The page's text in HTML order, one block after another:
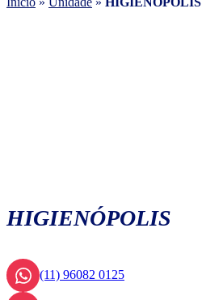
HIGIENÓPOLIS
(11) 96082 0125